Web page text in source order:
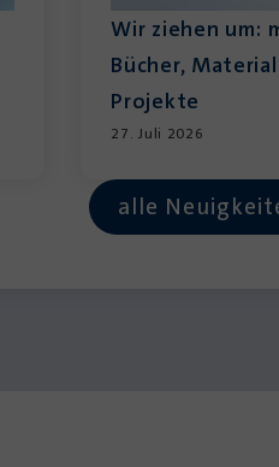
Wir ziehen um:
Bücher,
Projekte
27. Juli 2026
alle